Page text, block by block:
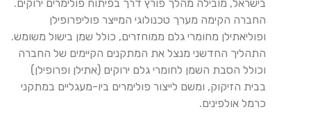
בישראל, מובילה מהלך פורץ דרך בפיתוח פולימרים ירוקים.
החברה הקימה מערך טכנולוגי המייצר פוליפרופילן
ופוליאתילן מחומרי גלם ממוחזרים, כולל שמן בישול משומש.
התהליך החדשני מנצל את המתקנים הקיימים של החברה
וכולל הסבת השמן לחומרי גלם ירוקים (אתילן ופרופילן)
בבית הזיקוק, ומשם לייצור פולימרים ביו-מעגליים במתקני
כרמל אולפינים.